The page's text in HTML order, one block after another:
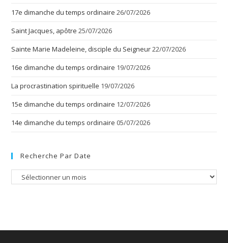
17e dimanche du temps ordinaire 26/07/2026
Saint Jacques, apôtre 25/07/2026
Sainte Marie Madeleine, disciple du Seigneur22/07/2026
16e dimanche du temps ordinaire 19/07/2026
La procrastination spirituelle 19/07/2026
15e dimanche du temps ordinaire 12/07/2026
14e dimanche du temps ordinaire 05/07/2026
Recherche Par Date
Recherche